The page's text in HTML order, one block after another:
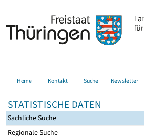
Home Kontakt Suche Newsletter
STATISTISCHE DATEN
Sachliche Suche
Regionale Suche